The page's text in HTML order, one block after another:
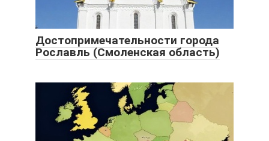
Достопримечательности города
Рославль (Смоленская область)